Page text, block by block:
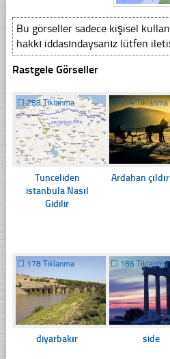
Bu görseller sadece kişisel
hakkı iddasındaysanız lütfen
Rastgele Görseller
☐288 Tıklanma
Tunceliden
istanbula Nasıl
Gidilir
☐214 Tıklanma
Ardahan
☐ 178 Tıklanma
diyarbakır
☐ 186 Tıklanma
side